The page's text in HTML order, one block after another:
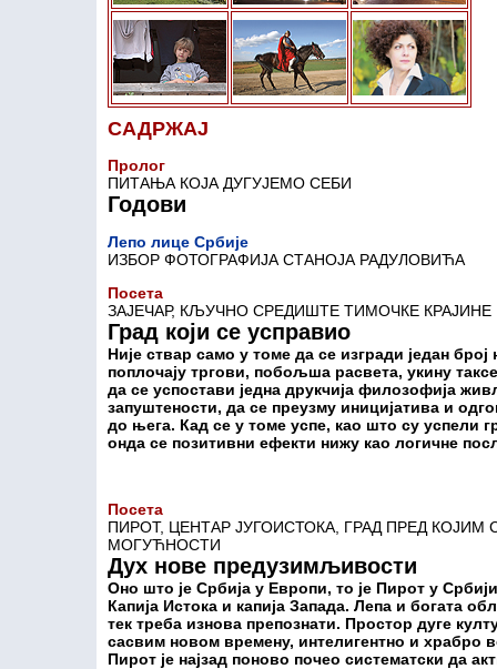
САДРЖАЈ
Пролог
ПИТАЊА КОЈА ДУГУЈЕМО СЕБИ
Годови
Лепо лице Србије
ИЗБОР ФОТОГРАФИЈА СТАНОЈА РАДУЛОВИЋА
Посета
ЗАЈЕЧАР, КЉУЧНО СРЕДИШТЕ ТИМОЧКЕ КРАЈИНЕ
Град који се усправио
Није ствар само у томе да се изгради један
поплочају тргови, побољша расвета, укину
да се успостави једна друкчија филозофија
запуштености, да се преузму иницијатива и
до њега. Кад се у томе успе, као што су успели
онда се позитивни ефекти нижу као логичне
Посета
ПИРОТ, ЦЕНТАР ЈУГОИСТОКА, ГРАД ПРЕД
МОГУЋНОСТИ
Дух нове предузимљивости
Оно што је Србија у Европи, то је Пирот у
Капија Истока и капија Запада. Лепа и богата
тек треба изнова препознати. Простор дуге
сасвим новом времену, интелигентно и храбро
Пирот је најзад поново почео систематски да